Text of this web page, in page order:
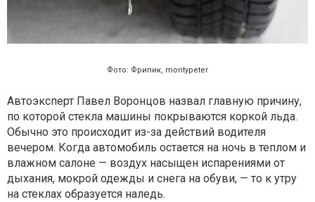
Фото: Фрипик, montypeter
Автоэксперт Павел Воронцов назвал главную причину,
по которой стекла машины покрываются коркой льда.
Обычно это происходит из-за действий водителя
вечером. Когда автомобиль остается на ночь в теплом и
влажном салоне — воздух насыщен испарениями от
дыхания, мокрой одежды и снега на обуви, — то к утру
на стеклах образуется наледь.